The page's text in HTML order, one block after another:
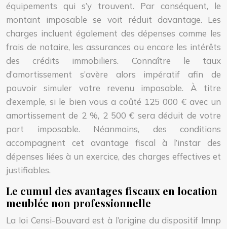
équipements qui s’y trouvent. Par conséquent, le
montant imposable se voit réduit davantage. Les
charges incluent également des dépenses comme les
frais de notaire, les assurances ou encore les intérêts
des crédits immobiliers. Connaître le taux
d’amortissement s’avère alors impératif afin de
pouvoir simuler votre revenu imposable. À titre
d’exemple, si le bien vous a coûté 125 000 € avec un
amortissement de 2 %, 2 500 € sera déduit de votre
part imposable. Néanmoins, des conditions
accompagnent cet avantage fiscal à l’instar des
dépenses liées à un exercice, des charges effectives et
justifiables.
Le cumul des avantages fiscaux en location
meublée non professionnelle
La loi Censi-Bouvard est à l’origine du dispositif lmnp